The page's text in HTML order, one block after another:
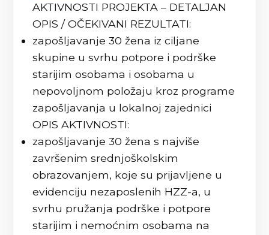
AKTIVNOSTI PROJEKTA – DETALJAN
OPIS / OČEKIVANI REZULTATI:
zapošljavanje 30 žena iz ciljane
skupine u svrhu potpore i podrške
starijim osobama i osobama u
nepovoljnom položaju kroz programe
zapošljavanja u lokalnoj zajednici
OPIS AKTIVNOSTI:
zapošljavanje 30 žena s najviše
završenim srednjoškolskim
obrazovanjem, koje su prijavljene u
evidenciju nezaposlenih HZZ-a, u
svrhu pružanja podrške i potpore
starijim i nemoćnim osobama na